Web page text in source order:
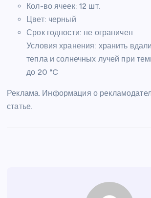
Кол-во ячеек: 12 шт.
Цвет: черный
Срок годности: не ограничен
Условия хранения: хранить
тепла и солнечных лучей при
до 20 °C
Реклама. Информация о
статье.